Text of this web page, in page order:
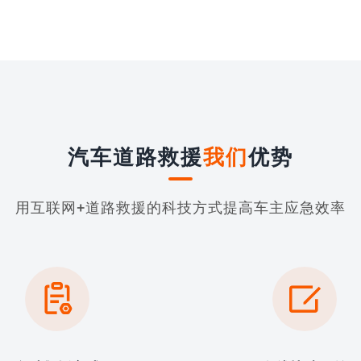
汽车道路救援我们优势
用互联网+道路救援的科技方式提高车主应急效率
 